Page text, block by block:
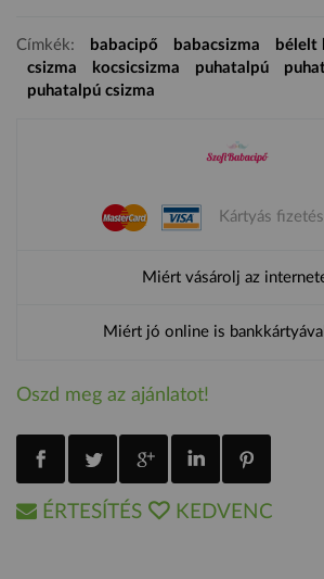
Címkék: babacipő babacsizma
bélelt
csizma
kocsicsizma puhatalpú
puhatalpú csizma
Kártyás
Miért vásárolj az
Miért jó online is
Oszd meg az ajánlatot!
ÉRTESÍTÉS KEDVENC